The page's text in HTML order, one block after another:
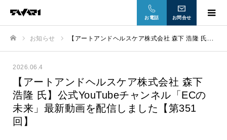
お電話 お問合せ
お知らせ 【アートアンドヘルスケア株式会社 森下 浩隆 氏】公式YouTubeチャンネル「ECの未来」最新動画を配信しました【第351回】
2026.06.4
【アートアンドヘルスケア株式会社 森下
浩隆 氏】公式YouTubeチャンネル「ECの
未来」最新動画を配信しました【第351
回】